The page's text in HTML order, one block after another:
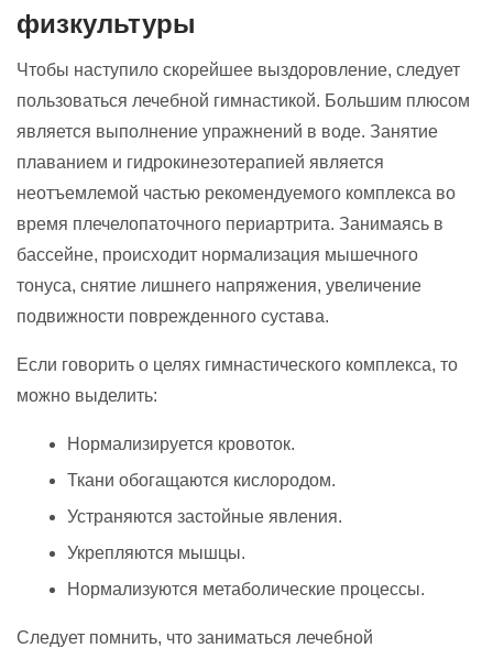
физкультуры
Чтобы наступило скорейшее выздоровление, следует
пользоваться лечебной гимнастикой. Большим плюсом
является выполнение упражнений в воде. Занятие
плаванием и гидрокинезотерапией является
неотъемлемой частью рекомендуемого комплекса во
время плечелопаточного периартрита. Занимаясь в
бассейне, происходит нормализация мышечного
тонуса, снятие лишнего напряжения, увеличение
подвижности поврежденного сустава.
Если говорить о целях гимнастического комплекса, то
можно выделить:
Нормализируется кровоток.
Ткани обогащаются кислородом.
Устраняются застойные явления.
Укрепляются мышцы.
Нормализуются метаболические процессы.
Следует помнить, что заниматься лечебной